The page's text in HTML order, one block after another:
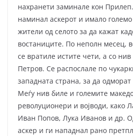
нахранети заминале кон
наминал аскерот и имало
жители од селото за да кажат
востаниците. По неполн месец,
се вратиле истите чети, а со
Петров. Се распослале по
западната страна, за да
Меѓу нив биле и големите
револуционери и војводи, како
Иван Попов, Лука Иванов и др.
аскер и ги нападнал рано